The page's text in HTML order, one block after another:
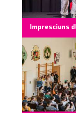
Impresciuns